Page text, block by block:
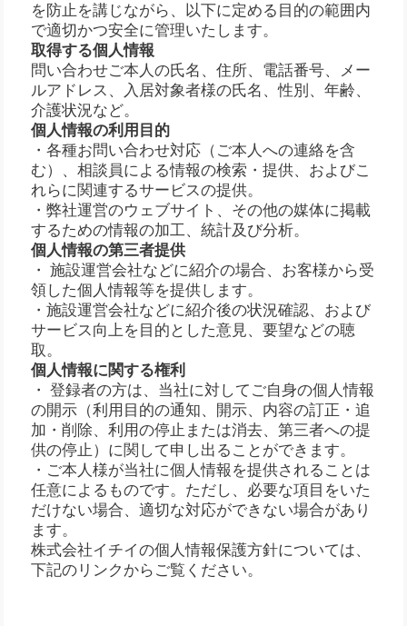
を防止を講じながら、以下に定める目的の範囲内
で適切かつ安全に管理いたします。
取得する個人情報
問い合わせご本人の氏名、住所、電話番号、メー
ルアドレス、入居対象者様の氏名、性別、年齢、
介護状況など。
個人情報の利用目的
・各種お問い合わせ対応（ご本人への連絡を含
む）、相談員による情報の検索・提供、およびこ
れらに関連するサービスの提供。
・弊社運営のウェブサイト、その他の媒体に掲載
するための情報の加工、統計及び分析。
個人情報の第三者提供
・ 施設運営会社などに紹介の場合、お客様から受
領した個人情報等を提供します。
・施設運営会社などに紹介後の状況確認、および
サービス向上を目的とした意見、要望などの聴
取。
個人情報に関する権利
・ 登録者の方は、当社に対してご自身の個人情報
の開示（利用目的の通知、開示、内容の訂正・追
加・削除、利用の停止または消去、第三者への提
供の停止）に関して申し出ることができます。
・ご本人様が当社に個人情報を提供されることは
任意によるものです。ただし、必要な項目をいた
だけない場合、適切な対応ができない場合があり
ます。
株式会社イチイの個人情報保護方針については、
下記のリンクからご覧ください。